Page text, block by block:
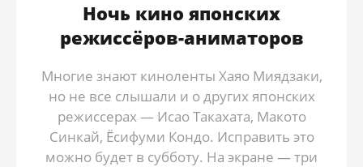
Ночь кино японских
режиссёров-аниматоров
Многие знают киноленты Хаяо Миядзаки,
но не все слышали и о других японских
режиссерах — Исао Такахата, Макото
Синкай, Ёсифуми Кондо. Исправить это
можно будет в субботу. На экране — три